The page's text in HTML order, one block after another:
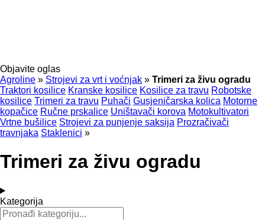
Objavite oglas
Agroline » Strojevi za vrt i voćnjak » Trimeri za živu ogradu
Traktori kosilice Kranske kosilice Kosilice za travu Robotske
kosilice Trimeri za travu Puhači Gusjeničarska kolica Motorne
kopačice Ručne prskalice Uništavači korova Motokultivatori
Vrtne bušilice Strojevi za punjenje saksija Prozračivači
travnjaka Stakleniсi »
Trimeri za živu ogradu
Kategorija